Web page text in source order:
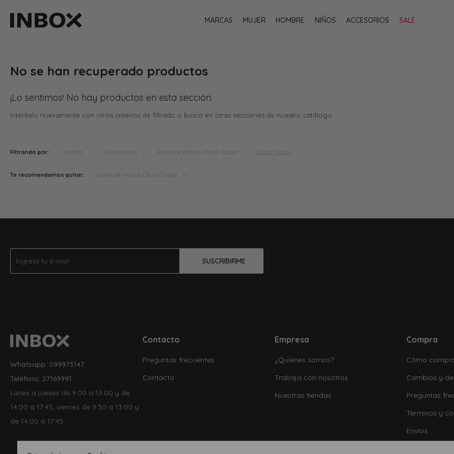
MARCAS MUJER HOMBRE NIÑOS ACCESORIOS SALE
No se han recuperado productos
¡Lo sentimos! No hay productos en esta sección.
Inténtalo nuevamente con otros criterios de filtrado o busca en otras secciones de nuestro catálogo.
Filtrando por: Calzado Championes Íconos de marca: Chuck Taylor Quitar filtros
Te recomendamos quitar: Íconos de marca: Chuck Taylor
SUSCRIBIRME
Whatsapp: 099973147
Teléfono: 27169991
Lunes a jueves de 9:00 a 13:00 y de
14:00 a 17:45, viernes de 9:30 a 13:00 y
de 14:00 a 17:45.
Contacto
Preguntas frecuentes
Contacto
Empresa
¿Quiénes somos?
Trabaja con nosotros
Nuestras tiendas
Compra
Cómo
Cambios y
Preguntas
Términos y
Envíos